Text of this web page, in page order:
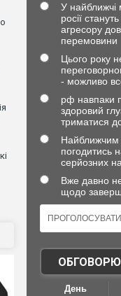
У найближчі
росії
агресору
перемовини
Цього року
- можливо
рф навпаки
здоровий
триматися
Найближчим
погодитись
серйозних
Вже давно
щодо
День